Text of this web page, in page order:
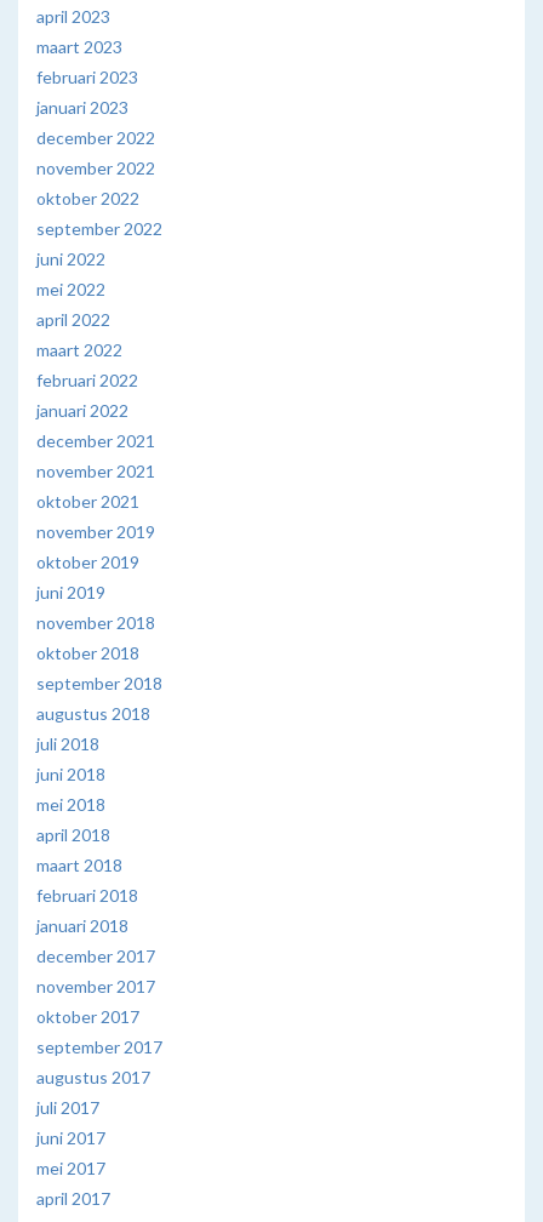
april 2023
maart 2023
februari 2023
januari 2023
december 2022
november 2022
oktober 2022
september 2022
juni 2022
mei 2022
april 2022
maart 2022
februari 2022
januari 2022
december 2021
november 2021
oktober 2021
november 2019
oktober 2019
juni 2019
november 2018
oktober 2018
september 2018
augustus 2018
juli 2018
juni 2018
mei 2018
april 2018
maart 2018
februari 2018
januari 2018
december 2017
november 2017
oktober 2017
september 2017
augustus 2017
juli 2017
juni 2017
mei 2017
april 2017